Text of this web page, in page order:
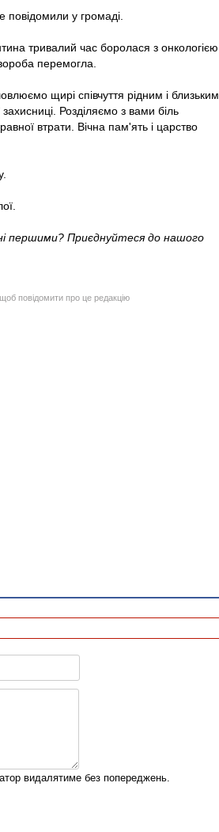
повідомили у громаді.
тривалий час боролася з онкологією,
перемогла.
щирі співчуття рідним і близьким
Розділяємо з вами біль
втрати. Вічна пам'ять і царство
першими? Приєднуйтеся до нашого
повідомити про це редакцію
видалятиме без попереджень.